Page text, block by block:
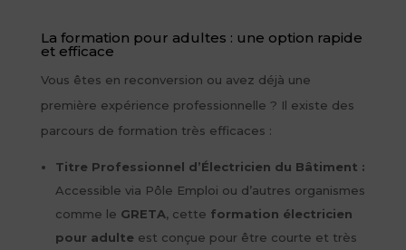
La formation pour adultes : une option rapide
et efficace
Vous êtes en reconversion ou avez déjà une
première expérience professionnelle ? Il existe des
parcours de formation très efficaces :
Titre Professionnel d’Électricien du Bâtiment :
Accessible via Pôle Emploi ou d’autres organismes
comme le GRETA, cette formation électricien
pour adulte est conçue pour être courte et très